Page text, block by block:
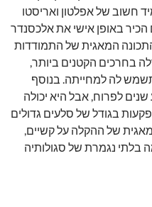
חשוב של אפלטון ואריסטו
באופן אישי את אלכסנדר
המאגית של התמודדות
בחרכים הקטנים ביותר,
לה למחייתה. בנוסף
לפרוח, אבל היא יכולה
בגודל של סלעים גדולים
של ההקלה על קשיים,